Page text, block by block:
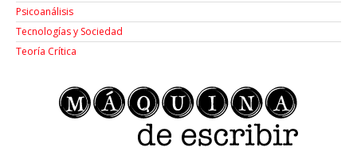
Psicoanálisis
Tecnologías y Sociedad
Teoría Crítica